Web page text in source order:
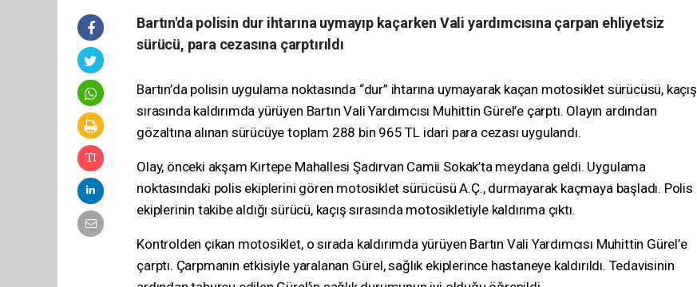
Bartın'da polisin dur ihtarına uymayıp kaçarken Vali yardımcısına çarpan ehliyetsiz
sürücü, para cezasına çarptırıldı
Bartın’da polisin uygulama noktasında “dur” ihtarına uymayarak kaçan motosiklet sürücüsü, kaçış
sırasında kaldırımda yürüyen Bartın Vali Yardımcısı Muhittin Gürel’e çarptı. Olayın ardından
gözaltına alınan sürücüye toplam 288 bin 965 TL idari para cezası uygulandı.
Olay, önceki akşam Kırtepe Mahallesi Şadırvan Camii Sokak’ta meydana geldi. Uygulama
noktasındaki polis ekiplerini gören motosiklet sürücüsü A.Ç., durmayarak kaçmaya başladı. Polis
ekiplerinin takibe aldığı sürücü, kaçış sırasında motosikletiyle kaldırıma çıktı.
Kontrolden çıkan motosiklet, o sırada kaldırımda yürüyen Bartın Vali Yardımcısı Muhittin Gürel’e
çarptı. Çarpmanın etkisiyle yaralanan Gürel, sağlık ekiplerince hastaneye kaldırıldı. Tedavisinin